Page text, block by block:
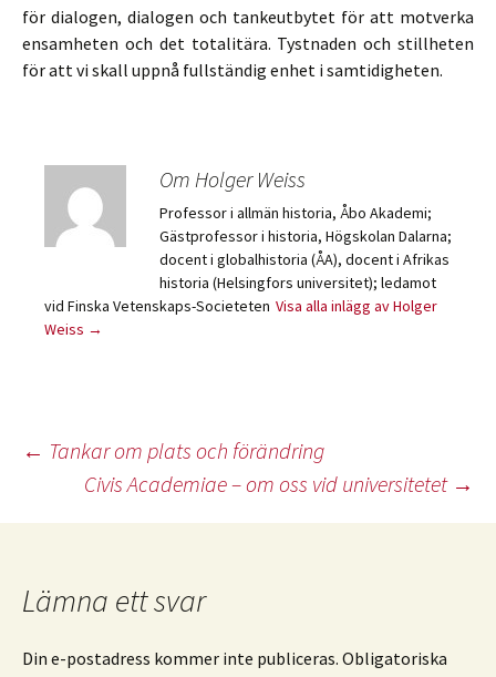
för dialogen, dialogen och tankeutbytet för att motverka
ensamheten och det totalitära. Tystnaden och stillheten
för att vi skall uppnå fullständig enhet i samtidigheten.
Om Holger Weiss
Professor i allmän historia, Åbo Akademi;
Gästprofessor i historia, Högskolan Dalarna;
docent i globalhistoria (ÅA), docent i Afrikas
historia (Helsingfors universitet); ledamot
vid Finska Vetenskaps-Societeten Visa alla inlägg av Holger
Weiss →
Inläggsnavigering
← Tankar om plats och förändring
Civis Academiae – om oss vid universitetet →
Lämna ett svar
Din e-postadress kommer inte publiceras. Obligatoriska